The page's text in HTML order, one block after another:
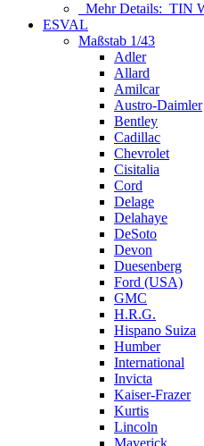
Mehr Details: TIN
ESVAL
Maßstab 1/43
Adler
Allard
Amilcar
Austro-Daimler
Bentley
Cadillac
Chevrolet
Cisitalia
Cord
Delage
Delahaye
DeSoto
Devon
Duesenberg
Ford (USA)
GMC
H.R.G.
Hispano Suiza
Humber
International
Invicta
Kaiser-Frazer
Kurtis
Lincoln
Maverick